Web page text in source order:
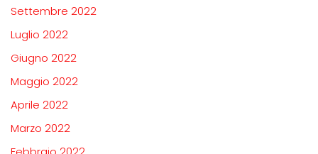
Settembre 2022
Luglio 2022
Giugno 2022
Maggio 2022
Aprile 2022
Marzo 2022